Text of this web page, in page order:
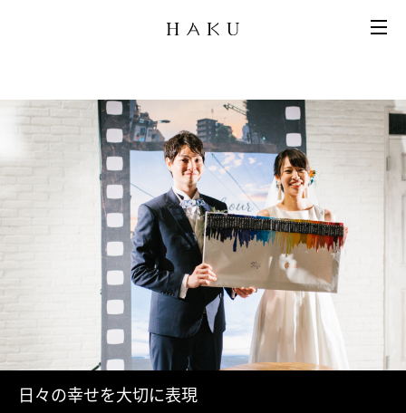
日々の幸せを大切に表現